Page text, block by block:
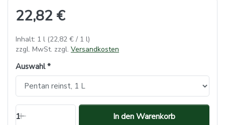
22,82 €
Inhalt: 1 l (22,82 € / 1 l)
zzgl. MwSt. zzgl. Versandkosten
Auswahl
1 In den Warenkorb